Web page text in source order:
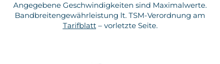
Angegebene Geschwindigkeiten sind Maximalwerte.
Bandbreitengewährleistung lt. TSM-Verordnung am
Tarifblatt– vorletzte Seite.